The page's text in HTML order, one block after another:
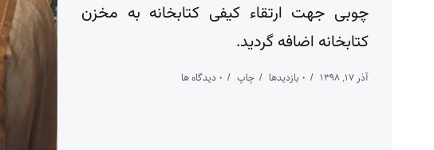
چوبی جهت ارتقاء کیفی کتابخانه به مخزن
کتابخانه اضافه گردید.
آذر ۱۷, ۱۳۹۸ ۰ بازدیدها چاپ ۰ دیدگاه ها